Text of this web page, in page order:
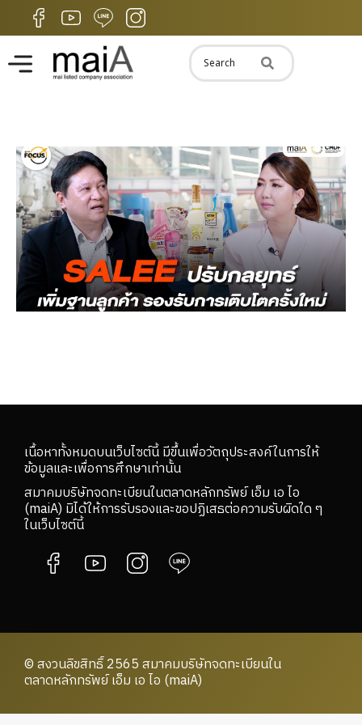
เนื้อหาทั้งหมดบนเว็บไซต์นี้ มีขึ้นเพื่อวัตถุประสงค์ในการให้
ข้อมูลและเพื่อการศึกษาเท่านั้น
สมาคมบริษัทจดทะเบียนในตลาดหลักทรัพย์ เอ็ม เอ ไอ
(maiA) มิได้ให้การรับรองและขอปฏิเสธต่อความรับผิดใด ๆ
ในเว็บไซต์นี้
© สงวนลิขสิทธิ์ 2565 สมาคมบริษัทจดทะเบียนใน
ตลาดหลักทรัพย์ เอ็ม เอ ไอ (maiA)